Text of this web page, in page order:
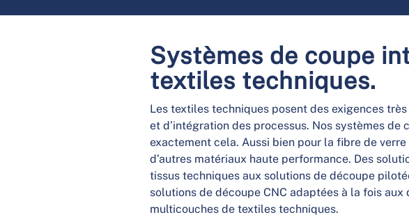
Systèmes de coupe
textiles techniques.
Les textiles techniques posent des exigences
et d’intégration des processus. Nos systèmes
exactement cela. Aussi bien pour la fibre de
d’autres matériaux haute performance. Des
tissus techniques aux solutions de découpe
solutions de découpe CNC adaptées à la fois
multicouches de textiles techniques.